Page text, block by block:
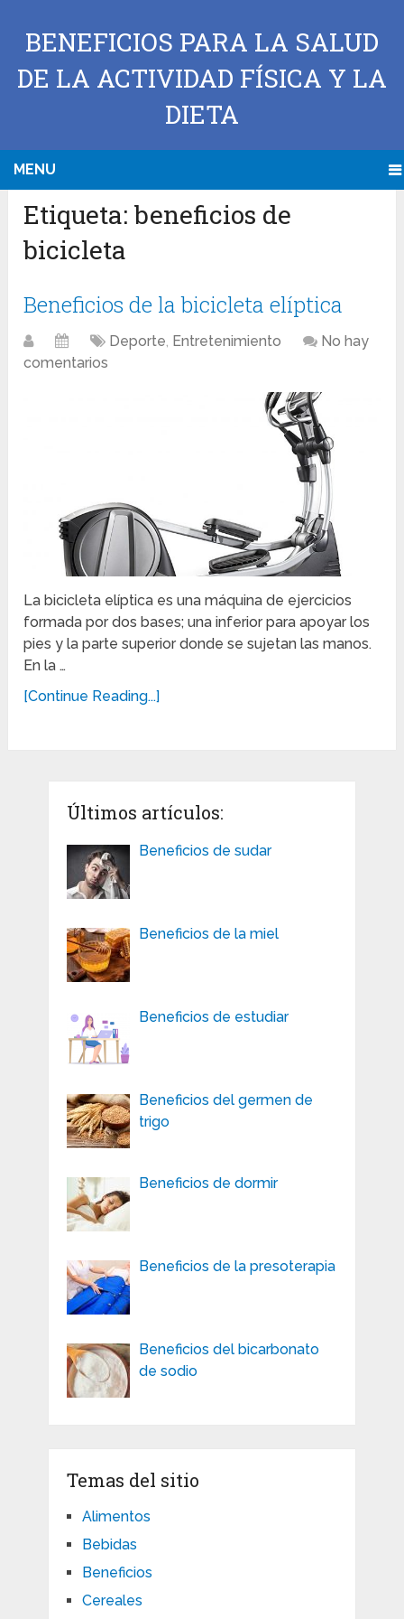
BENEFICIOS PARA LA SALUD
DE LA ACTIVIDAD FÍSICA Y LA
DIETA
MENU
Etiqueta:beneficios de
bicicleta
Beneficios de la bicicleta elíptica
Deporte, Entretenimiento
No hay
comentarios
La bicicleta elíptica es una máquina de ejercicios
formada por dos bases; una inferior para apoyar los
pies y la parte superior donde se sujetan las manos.
En la …
[Continue Reading...]
Últimos artículos:
Beneficios de sudar
Beneficios de la miel
Beneficios de estudiar
Beneficios del germen de
trigo
Beneficios de dormir
Beneficios de la presoterapia
Beneficios del bicarbonato
de sodio
Temas del sitio
Alimentos
Bebidas
Beneficios
Cereales